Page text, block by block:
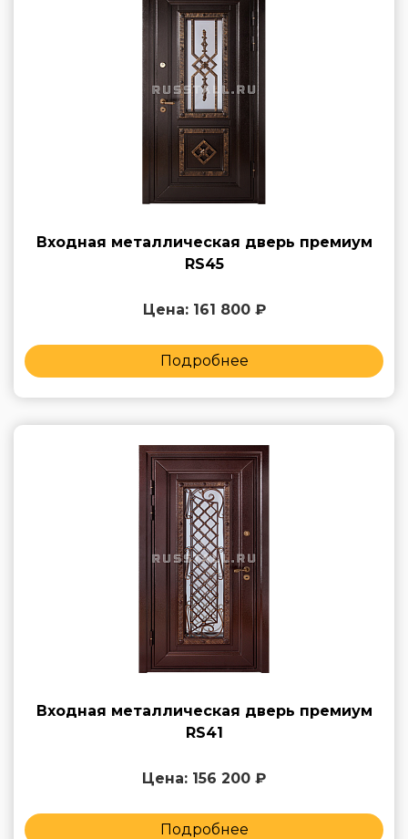
Входная металлическая дверь премиум
RS45
Цена: 161 800 ₽
Подробнее
Входная металлическая дверь премиум
RS41
Цена: 156 200 ₽
Подробнее